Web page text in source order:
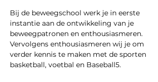
Bij de beweegschool werk je in eerste
instantie aan de ontwikkeling van je
beweegpatronen en enthousiasmeren.
Vervolgens enthousiasmeren wij je om
verder kennis te maken met de sporten
basketball, voetbal en Baseball5.